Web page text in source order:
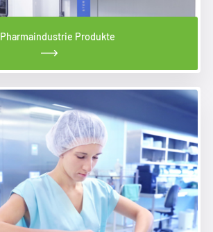
Pharmaindustrie Produkte